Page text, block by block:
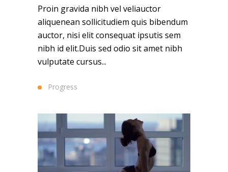
Proin gravida nibh vel veliauctor
aliquenean sollicitudiem quis bibendum
auctor, nisi elit consequat ipsutis sem
nibh id elit.Duis sed odio sit amet nibh
vulputate cursus...
Progress